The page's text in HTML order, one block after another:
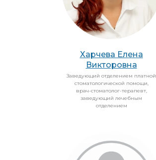
Харчева Елена
Викторовна
Заведующий отделением платной
стоматологической помощи,
врач-стоматолог-терапевт,
заведующий лечебным
отделением